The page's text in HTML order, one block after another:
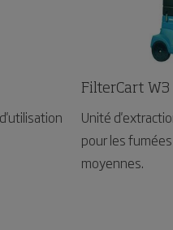
FilterCart W3
Unité
pour les
moyennes.